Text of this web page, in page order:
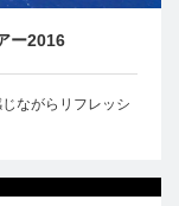
ー2016
ながらリフレッシ